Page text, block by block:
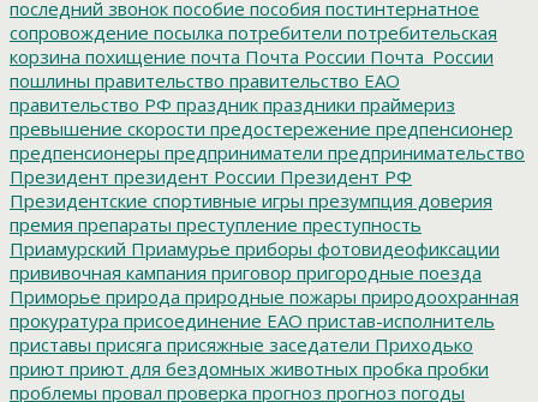
последний звонок пособие пособия постинтернатное
сопровождение посылка потребители потребительская
корзина похищение почта Почта России Почта_России
пошлины правительство правительство ЕАО
правительство РФ праздник праздники праймериз
превышение скорости предостережение предпенсионер
предпенсионеры предприниматели предпринимательство
Президент президент России Президент РФ
Президентские спортивные игры презумпция доверия
премия препараты преступление преступность
Приамурский Приамурье приборы фотовидеофиксации
прививочная кампания приговор пригородные поезда
Приморье природа природные пожары природоохранная
прокуратура присоединение ЕАО пристав-исполнитель
приставы присяга присяжные заседатели Приходько
приют приют для бездомных животных пробка пробки
проблемы провал проверка прогноз прогноз погоды